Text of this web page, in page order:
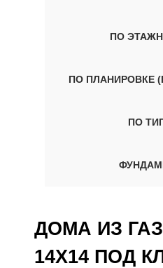
ПО
ПО ПЛАНИРОВКЕ
ПО
ДОМА ИЗ
14X14 ПОД